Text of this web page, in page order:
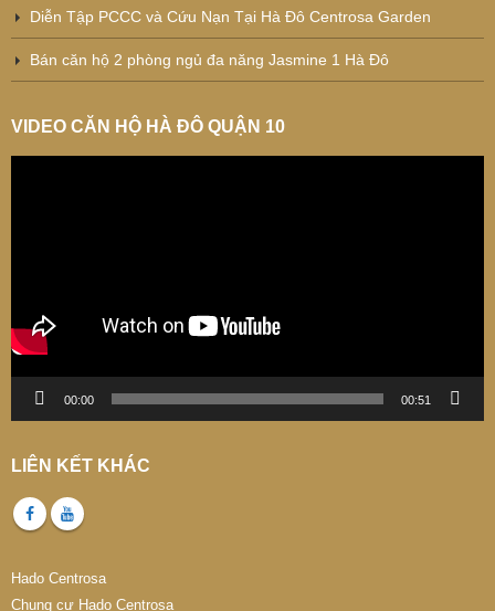
Diễn Tập PCCC và Cứu Nạn Tại Hà Đô Centrosa Garden
Bán căn hộ 2 phòng ngủ đa năng Jasmine 1 Hà Đô
VIDEO CĂN HỘ HÀ ĐÔ QUẬN 10
00:00 00:51
LIÊN KẾT KHÁC
Hado Centrosa
Chung cư Hado Centrosa